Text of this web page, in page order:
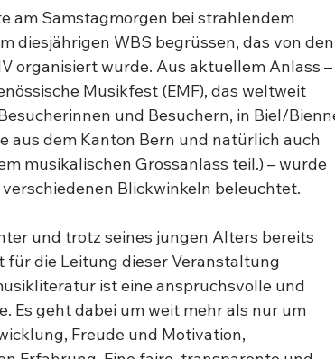
am Samstagmorgen bei strahlendem
diesjährigen WBS begrüssen, das von
organisiert wurde. Aus aktuellem Anlass
Musikfest (EMF), das weltweit
und Besuchern, in Biel/
aus dem Kanton Bern und natürlich auch
musikalischen Grossanlass teil.) – wurde
Blickwinkeln beleuchtet.
und trotz seines jungen Alters bereits
die Leitung dieser Veranstaltung
ist eine anspruchsvolle und
Es geht dabei um weit mehr als nur um
Freude und Motivation,